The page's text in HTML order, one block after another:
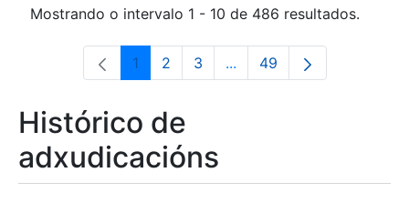
Mostrando o intervalo 1 - 10 de 486 resultados.
Páxina
1 Páxina
2 Páxina
3 ...Páxinas intermedias Use
Páxina
49
Histórico de
adxudicacións